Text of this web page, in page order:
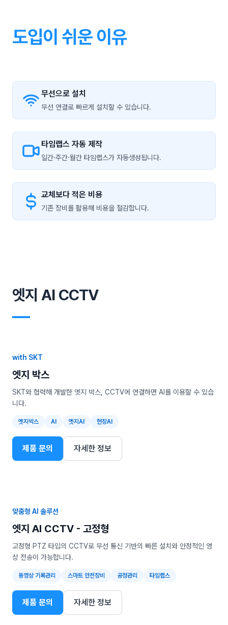
도입이 쉬운 이유
무선으로 설치
무선 연결로 빠르게 설치할 수 있습니다.
타임랩스 자동 제작
일간·주간·월간 타임랩스가 자동생성됩니다.
교체보다 적은 비용
기존 장비를 활용해 비용을 절감합니다.
엣지 AI CCTV
―
with SKT
엣지 박스
SKT와 협력해 개발한 엣지 박스, CCTV에 연결하면 AI를 이용할 수 있습
니다.
엣지박스 AI 엣지AI 현장AI
제품 문의 자세한 정보
맞춤형 AI 솔루션
엣지 AI CCTV - 고정형
고정형 PTZ 타입의 CCTV로 무선 통신 기반의 빠른 설치와 안정적인 영
상 전송이 가능합니다.
동영상 기록관리 스마트 안전장비 공정관리 타임랩스
제품 문의 자세한 정보